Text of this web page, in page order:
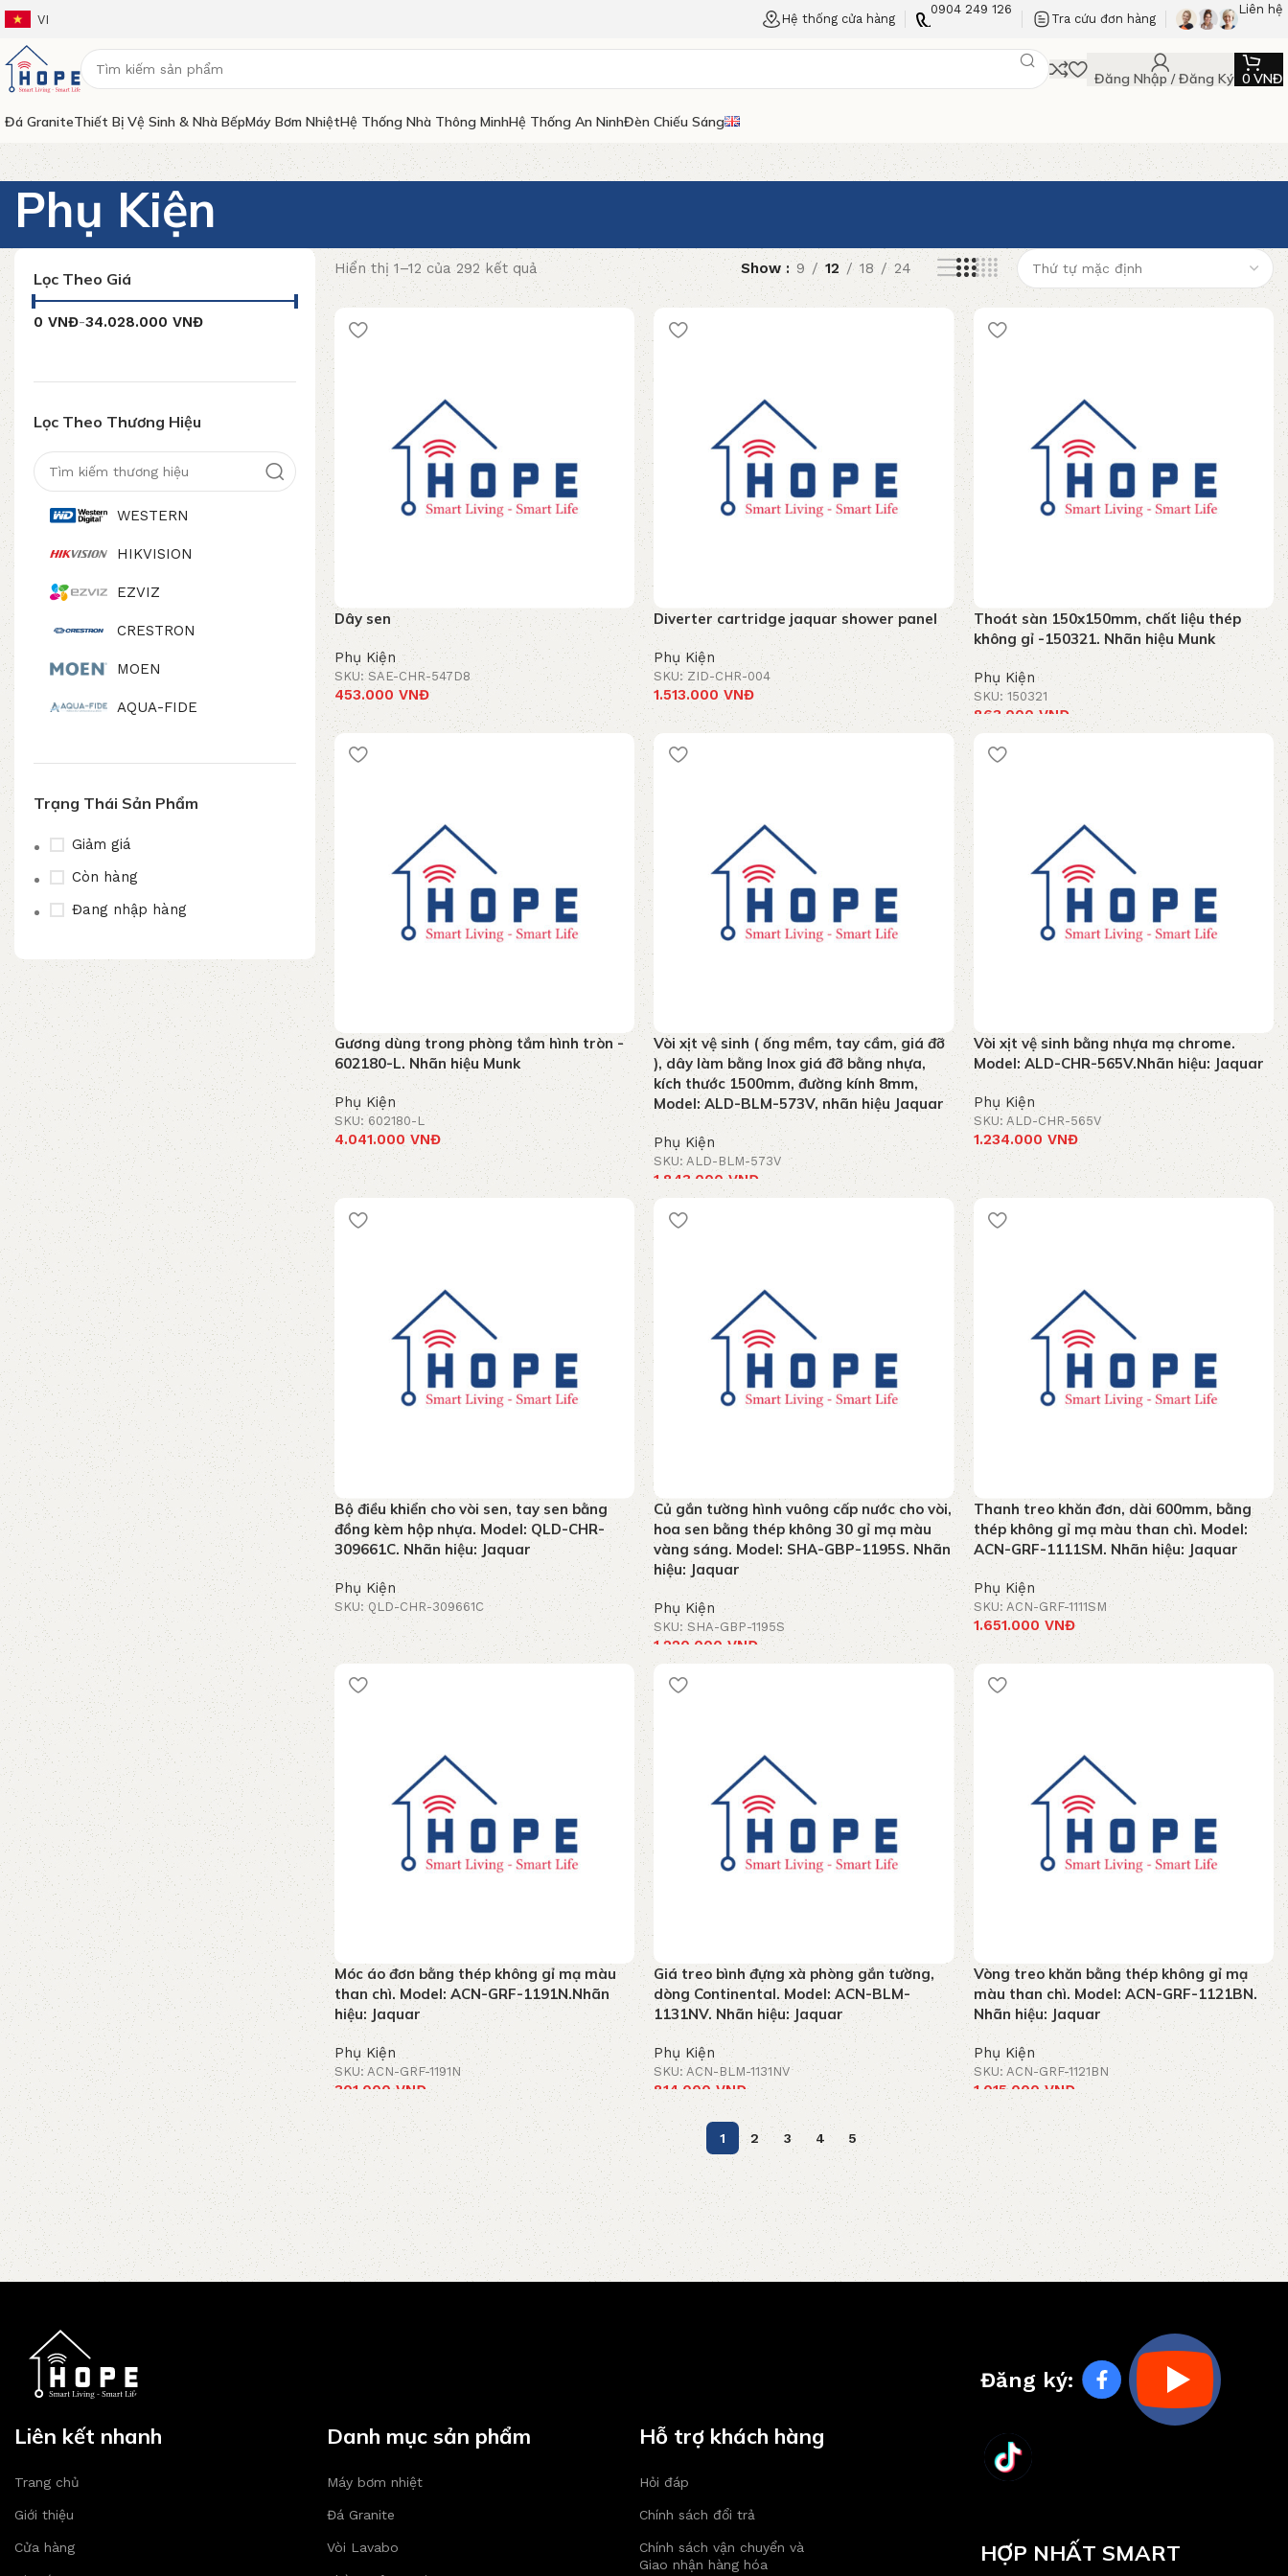
VI Hệ thống cửa hàng
0904 249 126
Tra cứu đơn hàng
Liên hệ
Đăng Nhập / Đăng Ký 0 VNĐ
Đá GraniteThiết Bị Vệ Sinh & Nhà BếpMáy Bơm NhiệtHệ Thống Nhà Thông MinhHệ Thống An NinhĐèn Chiếu Sáng
Phụ Kiện
Lọc Theo Giá
0 VNĐ-34.028.000 VNĐ
Lọc Theo Thương Hiệu
WESTERN
HIKVISION
EZVIZ
CRESTRON
MOEN
AQUA-FIDE
VALLIANT
JAQUAR
AMPERES
DAHUA
HOPE
ARTIZE
ESSCO
IGLOOHOME
Trạng Thái Sản Phẩm
Giảm giá
Còn hàng
Đang nhập hàng
Hiển thị 1–12 của 292 kết quả Show 9 12 18 24
Dây sen
Phụ Kiện
SKU: SAE-CHR-547D8
453.000 VNĐ
Thêm vào giỏ hàng
Diverter cartridge jaquar shower panel
Phụ Kiện
SKU: ZID-CHR-004
1.513.000VNĐ
Thêm vào giỏ hàng
Thoát sàn 150x150mm, chất liệu thép
không gỉ -150321. Nhãn hiệu Munk
Phụ Kiện
SKU: 150321
863.000 VNĐ
Gương dùng trong phòng tắm hình tròn -
602180-L. Nhãn hiệu Munk
Phụ Kiện
SKU: 602180-L
4.041.000VNĐ
Thêm vào giỏ hàng
Vòi xịt vệ sinh ( ống mềm, tay cầm, giá đỡ
), dây làm bằng Inox giá đỡ bằng nhựa,
kích thước 1500mm, đường kính 8mm,
Model: ALD-BLM-573V, nhãn hiệu Jaquar
Phụ Kiện
SKU: ALD-BLM-573V
1.843.000VNĐ
Vòi xịt vệ sinh bằng nhựa mạ chrome.
Model: ALD-CHR-565V.Nhãn hiệu: Jaquar
Phụ Kiện
SKU: ALD-CHR-565V
1.234.000 VNĐ
Thêm vào giỏ hàng
Bộ điều khiển cho vòi sen, tay sen bằng
đồng kèm hộp nhựa. Model: QLD-CHR-
309661C. Nhãn hiệu: Jaquar
Phụ Kiện
SKU: QLD-CHR-309661C
Thêm vào giỏ hàng
Củ gắn tường hình vuông cấp nước cho vòi,
hoa sen bằng thép không 30 gỉ mạ màu
vàng sáng. Model: SHA-GBP-1195S. Nhãn
hiệu: Jaquar
Phụ Kiện
SKU: SHA-GBP-1195S
1.220.000 VNĐ
Thanh treo khăn đơn, dài 600mm, bằng
thép không gỉ mạ màu than chì. Model:
ACN-GRF-1111SM. Nhãn hiệu: Jaquar
Phụ Kiện
SKU: ACN-GRF-1111SM
1.651.000 VNĐ
Thêm vào giỏ hàng
Móc áo đơn bằng thép không gỉ mạ màu
than chì. Model: ACN-GRF-1191N.Nhãn
hiệu: Jaquar
Phụ Kiện
SKU: ACN-GRF-1191N
301.000VNĐ
Thêm vào giỏ hàng
Giá treo bình đựng xà phòng gắn tường,
dòng Continental. Model: ACN-BLM-
1131NV. Nhãn hiệu: Jaquar
Phụ Kiện
SKU: ACN-BLM-1131NV
814.000VNĐ
Thêm vào giỏ hàng
Vòng treo khăn bằng thép không gỉ mạ
màu than chì. Model: ACN-GRF-1121BN.
Nhãn hiệu: Jaquar
Phụ Kiện
SKU: ACN-GRF-1121BN
1.015.000VNĐ
Thêm vào giỏ hàng
1 2 3 4 5
Liên kết nhanh
Trang chủ
Giới thiệu
Cửa hàng
Danh mục sản phẩm
Máy bơm nhiệt
Đá Granite
Vòi Lavabo
Hỗ trợ khách hàng
Hỏi đáp
Chính sách đổi trả
Chính sách vận chuyển và
Giao nhận hàng hóa
Đăng ký:
HỢP NHẤT SMART